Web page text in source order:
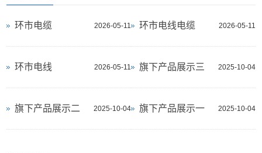
2026-05-11
环市电缆 2026-05-11
环市电线电缆
2026-05-11
环市电线 2025-10-04
旗下产品展示三
2025-10-04
旗下产品展示二 2025-10-04
旗下产品展示一